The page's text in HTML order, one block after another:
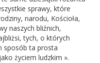
sprawy, które
narodu, Kościoła,
naszych bliźnich,
tych, o których
sposób ta prosta
życiem ludzkim ».